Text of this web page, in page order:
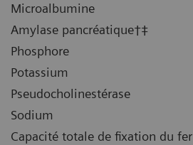
Microalbumine
Amylase pancréatique†‡
Phosphore
Potassium
Pseudocholinestérase
Sodium
Capacité totale de fixation du fer